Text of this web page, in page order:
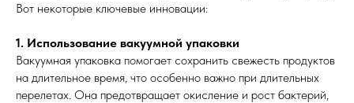
Вот некоторые ключевые инновации:
1. Использование вакуумной упаковки
Вакуумная упаковка помогает сохранить свежесть продуктов
на длительное время, что особенно важно при длительных
перелетах. Она предотвращает окисление и рост бактерий,